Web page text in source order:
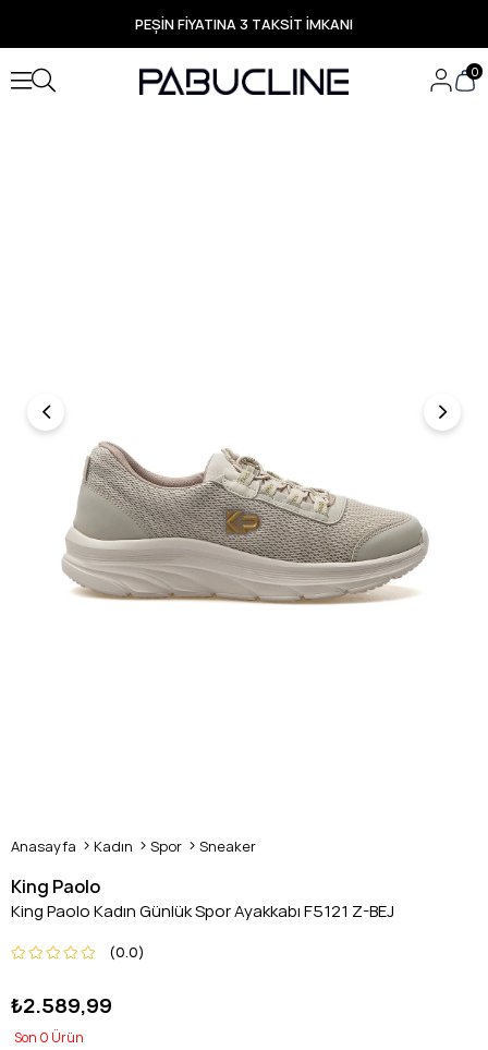
PEŞİN FİYATINA 3 TAKSİT İMKANI
TÜM ÜRÜNLERDE ÜCRETSİZ KARGO
Yeni Sezon Ürünlerde Özel Fırsatlar
Seçili Ürünlerde Hızlı Teslimat
0
Anasayfa Kadın Spor Sneaker
King Paolo
King Paolo Kadın Günlük Spor Ayakkabı F5121 Z-BEJ
0.0
₺2.589,99
0